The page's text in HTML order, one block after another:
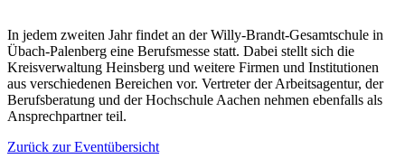
In jedem zweiten Jahr findet an der Willy-Brandt-Gesamtschule in
Übach-Palenberg eine Berufsmesse statt. Dabei stellt sich die
Kreisverwaltung Heinsberg und weitere Firmen und Institutionen
aus verschiedenen Bereichen vor. Vertreter der Arbeitsagentur, der
Berufsberatung und der Hochschule Aachen nehmen ebenfalls als
Ansprechpartner teil.
Zurück zur Eventübersicht